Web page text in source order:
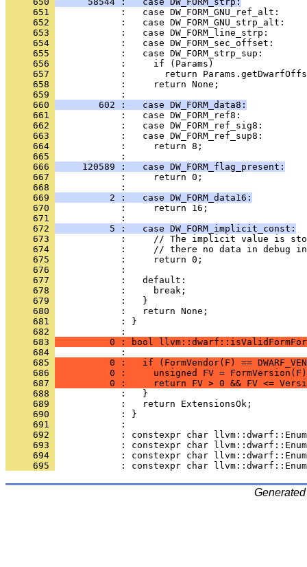
     651
     652
     653
     654
     655
     656
     657
     658
     659
     660
        602 :   case DW_FORM_data8:
     661
     662
     663
     664
     665
     666
     120589 :   case DW_FORM_flag_present:
     667
     668
     669
          2 :   case DW_FORM_data16:
     670
     671
     672
          5 :   case DW_FORM_implicit_const:
     673
     674
     675
     676
     677
     678
     679
     680
     681
            : }
     682
     683
0 : bool
     684
     685
0 :   if (FormVendor(F) ==
     686
0 :     unsigned FV =
     687
0 :     return FV > 0 && FV <=
     688
     689
     690
     691
     692
     693
     694
     695